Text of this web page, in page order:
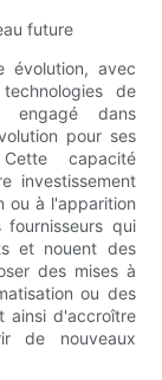
future
évolution, avec
de
engagé dans
pour ses
capacité
investissement
ou à l'apparition
qui
et nouent des
des mises à
ou des
ainsi d'accroître
de nouveaux